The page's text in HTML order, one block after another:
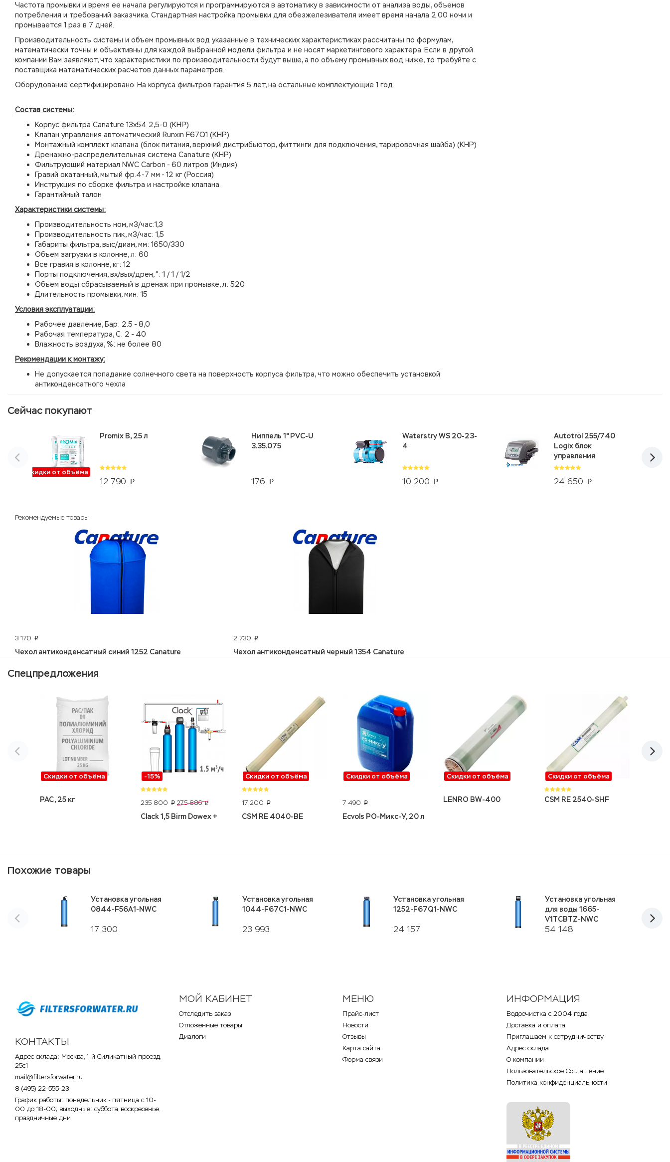
Частота промывки и время ее начала регулируются и программируются в автоматику в зависимости от анализа воды, объемов
потребления и требований заказчика. Стандартная настройка промывки для обезжелезивателя имеет время начала 2.00 ночи и
промывается 1 раз в 7 дней.
Производительность системы и объем промывных вод указанные в технических характеристиках рассчитаны по формулам,
математически точны и объективны для каждой выбранной модели фильтра и не носят маркетингового характера. Если в другой
компании Вам заявляют, что характеристики по производительности будут выше, а по объему промывных вод ниже, то требуйте с
поставщика математических расчетов данных параметров.
Оборудование сертифицировано. На корпуса фильтров гарантия 5 лет, на остальные комплектующие 1 год.
Состав системы:
Корпус фильтра Canature 13х54 2,5-0 (КНР)
Клапан управления автоматический Runxin F67Q1 (КНР)
Монтажный комплект клапана (блок питания, верхний дистрибьютор, фиттинги для подключения, тарировочная шайба) (КНР)
Дренажно-распределительная система Canature (КНР)
Фильтрующий материал NWC Carbon - 60 литров (Индия)
Гравий окатанный, мытый фр.4-7 мм - 12 кг (Россия)
Инструкция по сборке фильтра и настройке клапана.
Гарантийный талон
Характеристики системы:
Производительность ном, м3/час:1,3
Производительность пик, м3/час: 1,5
Габариты фильтра, выс/диам, мм: 1650/330
Объем загрузки в колонне, л: 60
Все гравия в колонне, кг: 12
Порты подключения, вх/вых/дрен, '': 1 / 1 / 1/2
Объем воды сбрасываемый в дренаж при промывке, л: 520
Длительность промывки, мин: 15
Условия эксплуатации:
Рабочее давление, Бар: 2.5 - 8,0
Рабочая температура, С: 2 - 40
Влажность воздуха, %: не более 80
Рекомендации к монтажу:
Не допускается попадание солнечного света на поверхность корпуса фильтра, что можно обеспечить установкой
антиконденсатного чехла
Сейчас покупают
Скидки от объёма
12 790 p
Promix B, 25 л
176 p
Ниппель 1" PVC-U
3.35.075
10 200 p
Waterstry WS 20-23-
4
24 650 p
Autotrol 255/740
Logix блок
управления
Рекомендуемые товары
3 170 p
Чехол антиконденсатный синий 1252 Canature
2 730 p
Чехол антиконденсатный черный 1354 Canature
Спецпредложения
Скидки от объёма
PAC, 25 кг
-15%
235 800 p 275 886 p
Clack 1,5 Birm Dowex +
Скидки от объёма
17 200 p
CSM RE 4040-BE
Скидки от объёма
7 490 p
Ecvols РО-Микс-У, 20 л
Скидки от объёма
LENRO BW-400
Скидки от объёма
CSM RE 2540-SHF
Похожие товары
17 300
Установка угольная
0844-F56A1-NWC
23 993
Установка угольная
1044-F67C1-NWC
24 157
Установка угольная
1252-F67Q1-NWC
54 148
Установка угольная
для воды 1665-
V1TCBTZ-NWC
КОНТАКТЫ
Адрес склада: Москва, 1-й Силикатный проезд,
25с1
mail@filtersforwater.ru
8 (495) 22-555-23
График работы: понедельник - пятница с 10-
00 до 18-00; выходные: суббота, воскресенье,
праздничные дни
МОЙ КАБИНЕТ
Отследить заказ
Отложенные товары
Диалоги
МЕНЮ
Прайс-лист
Новости
Отзывы
Карта сайта
Форма связи
ИНФОРМАЦИЯ
Водоочистка с 2004 года
Доставка и оплата
Приглашаем к сотрудничеству
Адрес склада
О компании
Пользовательское Соглашение
Политика конфиденциальности